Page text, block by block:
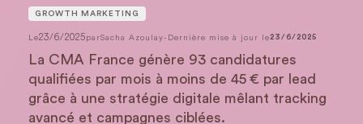
GROWTH MARKETING
Le23/6/2025parSacha Azoulay- Dernière mise à jour le 23/6/2025
La CMA France génère 93 candidatures
qualifiées par mois à moins de 45 € par lead
grâce à une stratégie digitale mêlant tracking
avancé et campagnes ciblées.